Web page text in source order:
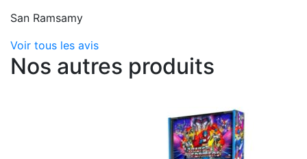
San Ramsamy
Voir tous les avis
Nos autres produits